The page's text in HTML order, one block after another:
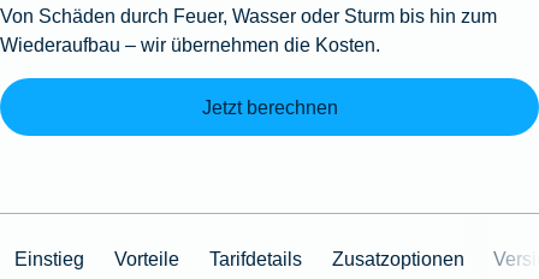
Von Schäden durch Feuer, Wasser oder Sturm bis hin zum
Wiederaufbau – wir übernehmen die Kosten.
Jetzt berechnen
Einstieg Vorteile Tarifdetails Zusatzoptionen